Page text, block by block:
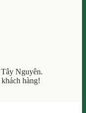
Nguyên.
hàng!